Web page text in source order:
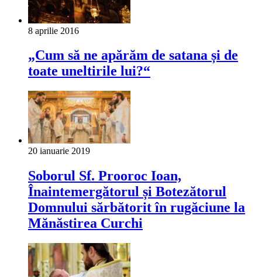
8 aprilie 2016
„Cum să ne apărăm de satana și de
toate uneltirile lui?“
20 ianuarie 2019
Soborul Sf. Prooroc Ioan,
Înaintemergătorul și Botezătorul
Domnului sărbătorit în rugăciune la
Mănăstirea Curchi